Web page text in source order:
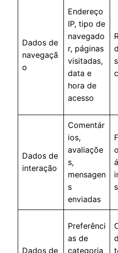
Dados de
navegaçã
o
Endereço
IP, tipo de
navegado
r, páginas
visitadas,
data e
hora de
acesso
Dados de
interação
Comentár
ios,
avaliaçõe
s,
mensagen
s
enviadas
s
Dados de
Preferênci
as de
categoria